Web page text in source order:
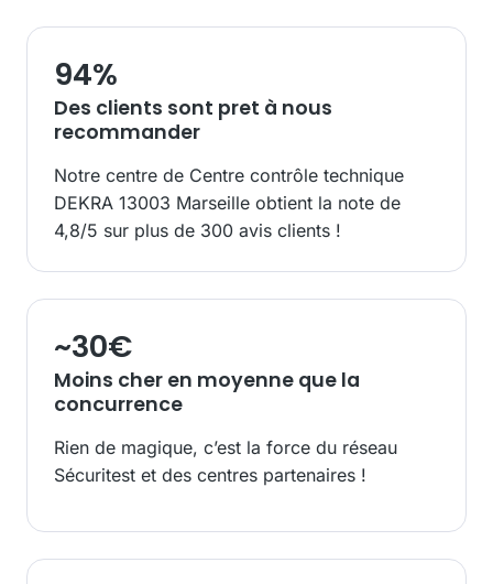
94%
Des clients sont pret à nous
recommander
Notre centre de Centre contrôle technique
DEKRA 13003 Marseille obtient la note de
4,8/5 sur plus de 300 avis clients !
~30€
Moins cher en moyenne que la
concurrence
Rien de magique, c’est la force du réseau
Sécuritest et des centres partenaires !